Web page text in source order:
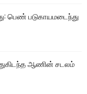
பெண் படுகாயமடைந்து
ஆணின் சடலம்